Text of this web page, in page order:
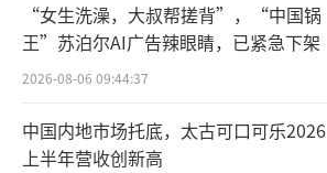
“女生洗澡，大叔帮搓背”，“中国锅
王”苏泊尔AI广告辣眼睛，已紧急下架
2026-08-06 09:44:37
中国内地市场托底，太古可口可乐2026
上半年营收创新高